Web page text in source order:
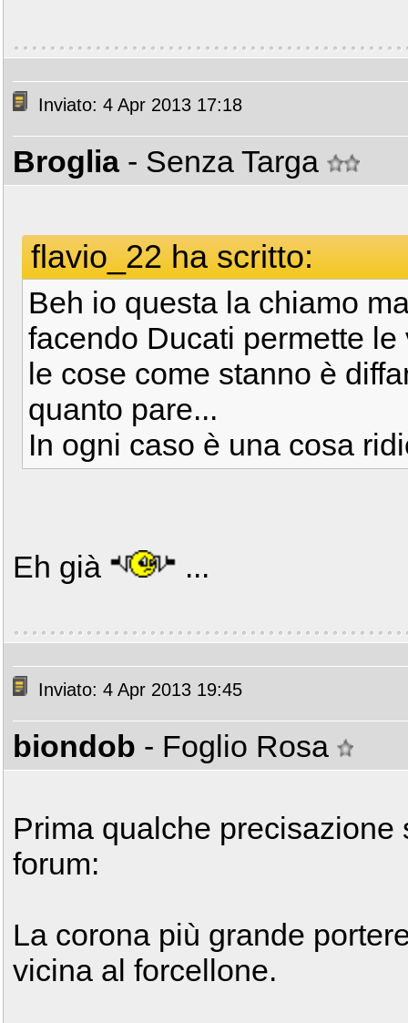
Inviato: 4 Apr 2013 17:18
Broglia - Senza Targa
flavio_22 ha scritto:
Beh io questa la chiamo
facendo Ducati permette
le cose come stanno è
quanto pare...
In ogni caso è una cosa
Eh già ...
Inviato: 4 Apr 2013 19:45
biondob - Foglio Rosa
Prima qualche
forum:
La corona più grande
vicina al forcellone.